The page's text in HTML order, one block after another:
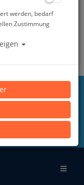
und
werden, bedarf
Zustimmung